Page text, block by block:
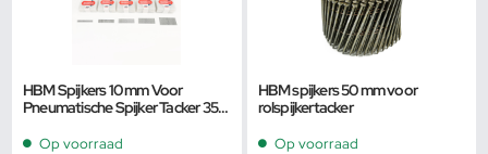
HBM Spijkers 10 mm Voor
Pneumatische Spijker Tacker 35
Op voorraad
HBM spijkers 50 mm voor
rolspijkertacker
Op voorraad